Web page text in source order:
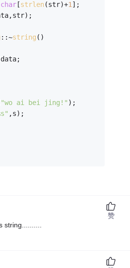
char [strlen(str)+1];
::~string ()
"wo ai bei jing!" ) ;
,s);
string..........
赞